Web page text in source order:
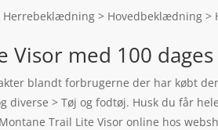
> Hovedbeklædning >
Visor med 100
blandt forbrugerne der har købt
> Tøj og fodtøj. Husk du får
Trail Lite Visor online hos